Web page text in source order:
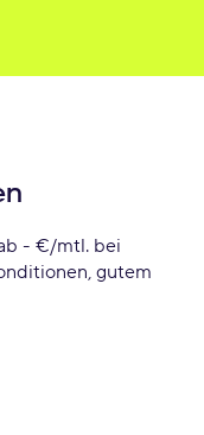
- €/mtl. bei
gutem
Elaris für die